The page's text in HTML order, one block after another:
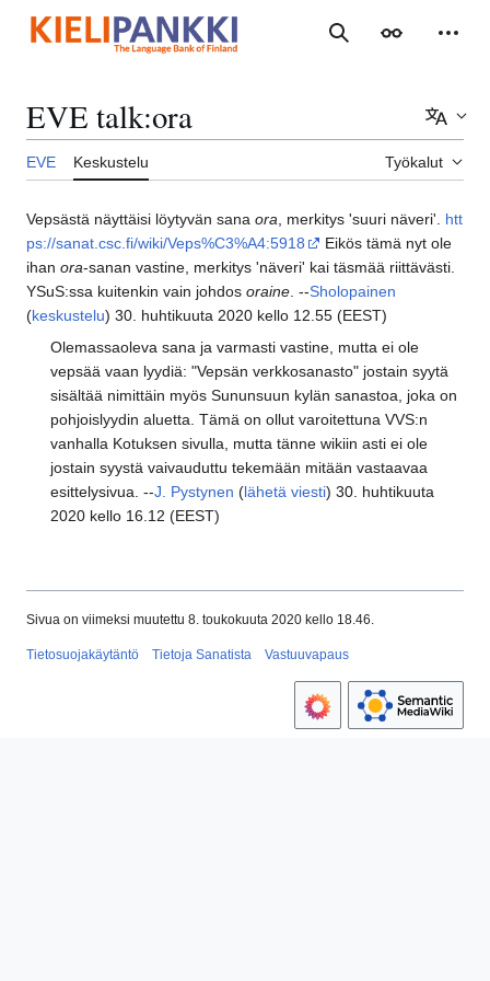
sisältöön
Haku Ulkoasu
EVE talk:ora Lisää
EVE Keskustelu Työkalut
Vepsästä näyttäisi löytyvän sana ora , merkitys 'suuri näveri'. htt
ps://sanat.csc.fi/wiki/Veps%C3%A4:5918
Eikös tämä nyt ole
ihan ora-sanan vastine, merkitys 'näveri' kai täsmää riittävästi.
YSuS:ssa kuitenkin vain johdos oraine . --Sholopainen
(keskustelu) 30. huhtikuuta 2020 kello 12.55 (EEST)
Olemassaoleva sana ja varmasti vastine, mutta ei ole
vepsää vaan lyydiä: "Vepsän verkkosanasto" jostain syytä
sisältää nimittäin myös Sununsuun kylän sanastoa, joka on
pohjoislyydin aluetta. Tämä on ollut varoitettuna VVS:n
vanhalla Kotuksen sivulla, mutta tänne wikiin asti ei ole
jostain syystä vaivauduttu tekemään mitään vastaavaa
esittelysivua. --J. Pystynen (lähetä viesti) 30. huhtikuuta
2020 kello 16.12 (EEST)
Sivua on viimeksi muutettu 8. toukokuuta 2020 kello 18.46.
Tietosuojakäytäntö Tietoja Sanatista Vastuuvapaus